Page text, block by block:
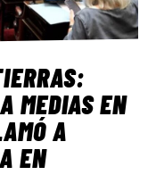
MEDIAS EN
A
EN